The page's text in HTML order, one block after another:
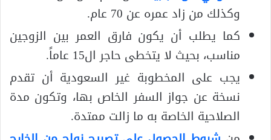
وكذلك من زاد عمره عن 70 عام.
كما يطلب أن يكون فارق العمر بين الزوجين
مناسب، بحيث لا يتخطى حاجر ال15 عاماً.
يجب على المخطوبة غير السعودية أن تقدم
نسخة عن جواز السفر الخاص بها، وتكون مدة
الصلاحية الخاصة به ما زالت ممتدة.